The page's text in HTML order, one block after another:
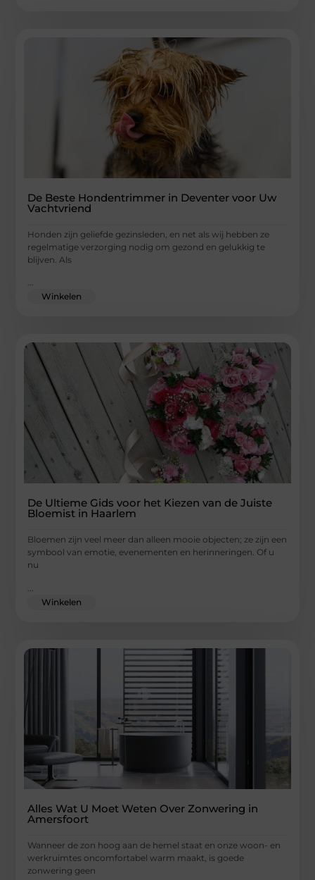
De Beste Hondentrimmer in Deventer voor Uw
Vachtvriend
Honden zijn geliefde gezinsleden, en net als wij hebben ze
regelmatige verzorging nodig om gezond en gelukkig te
blijven. Als
...
Winkelen
De Ultieme Gids voor het Kiezen van de Juiste
Bloemist in Haarlem
Bloemen zijn veel meer dan alleen mooie objecten; ze zijn een
symbool van emotie, evenementen en herinneringen. Of u
nu
Winkelen
Alles Wat U Moet Weten Over Zonwering in
Amersfoort
Wanneer de zon hoog aan de hemel staat en onze woon- en
werkruimtes oncomfortabel warm maakt, is goede
zonwering geen